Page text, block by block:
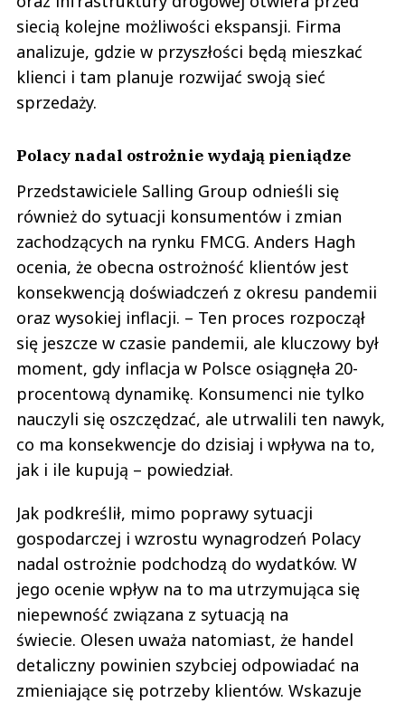
siecią kolejne możliwości ekspansji. Firma
analizuje, gdzie w przyszłości będą mieszkać
klienci i tam planuje rozwijać swoją sieć
sprzedaży.
Polacy nadal ostrożnie wydają pieniądze
Przedstawiciele Salling Group odnieśli się
również do sytuacji konsumentów i zmian
zachodzących na rynku FMCG. Anders Hagh
ocenia, że obecna ostrożność klientów jest
konsekwencją doświadczeń z okresu pandemii
oraz wysokiej inflacji. – Ten proces rozpoczął
się jeszcze w czasie pandemii, ale kluczowy był
moment, gdy inflacja w Polsce osiągnęła 20-
procentową dynamikę. Konsumenci nie tylko
nauczyli się oszczędzać, ale utrwalili ten nawyk,
co ma konsekwencje do dzisiaj i wpływa na to,
jak i ile kupują – powiedział.
Jak podkreślił, mimo poprawy sytuacji
gospodarczej i wzrostu wynagrodzeń Polacy
nadal ostrożnie podchodzą do wydatków. W
jego ocenie wpływ na to ma utrzymująca się
niepewność związana z sytuacją na
świecie. Olesen uważa natomiast, że handel
detaliczny powinien szybciej odpowiadać na
zmieniające się potrzeby klientów. Wskazuje